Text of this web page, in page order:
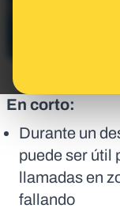
En corto:
Durante un
puede ser útil
llamadas en
fallando